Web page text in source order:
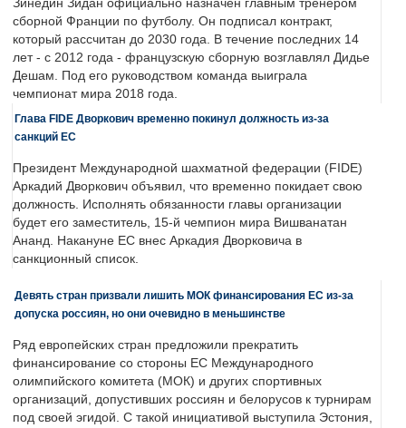
Зинедин Зидан официально назначен главным тренером
сборной Франции по футболу. Он подписал контракт,
который рассчитан до 2030 года. В течение последних 14
лет - с 2012 года - французскую сборную возглавлял Дидье
Дешам. Под его руководством команда выиграла
чемпионат мира 2018 года.
Глава FIDE Дворкович временно покинул должность из-за
санкций ЕС
Президент Международной шахматной федерации (FIDE)
Аркадий Дворкович объявил, что временно покидает свою
должность. Исполнять обязанности главы организации
будет его заместитель, 15-й чемпион мира Вишванатан
Ананд. Накануне ЕС внес Аркадия Дворковича в
санкционный список.
Девять стран призвали лишить МОК финансирования ЕС из-за
допуска россиян, но они очевидно в меньшинстве
Ряд европейских стран предложили прекратить
финансирование со стороны ЕС Международного
олимпийского комитета (МОК) и других спортивных
организаций, допустивших россиян и белорусов к турнирам
под своей эгидой. С такой инициативой выступила Эстония,